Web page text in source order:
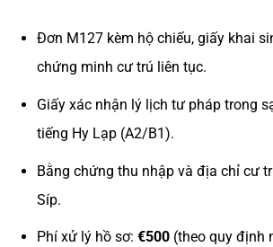
Đơn M127 kèm hộ chiếu, giấy khai
chứng minh cư trú liên tục.
Giấy xác nhận lý lịch tư pháp trong
tiếng Hy Lạp (A2/B1).
Bằng chứng thu nhập và địa chỉ cư
Síp.
Phí xử lý hồ sơ: €500(theo quy định